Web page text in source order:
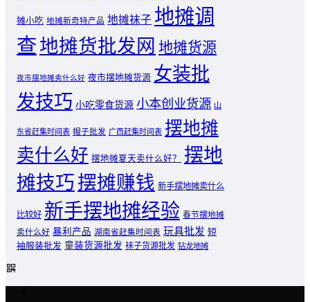
摊小吃 地摊新奇特产品 地摊袜子 地摊调
查地摊货批发网 地摊货源
夜市摆地摊卖什么好 夜市摆地摊货源 女装批
发技巧 小吃零食货源 小本创业货源 山
东省赶集时间表 帽子批发 广西赶集时间表 摆地摊
卖什么好 摆地摊夏天卖什么好？
摆地
摊技巧摆摊赚钱 新手摆地摊卖什么
比较好 新手摆地摊经验 春节摆地摊
卖什么好 暴利产品 湖南省赶集时间表 玩具批发 短
袖服装批发 童装货源批发 袜子货源批发 钻龙地摊